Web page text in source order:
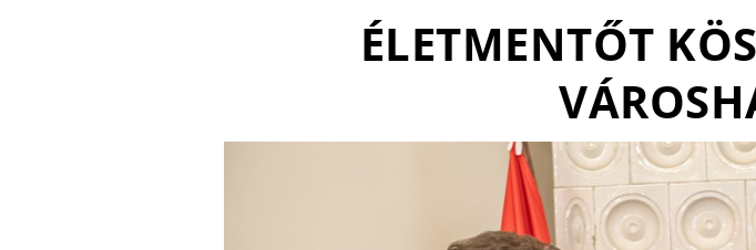
ÉLETMENTŐT